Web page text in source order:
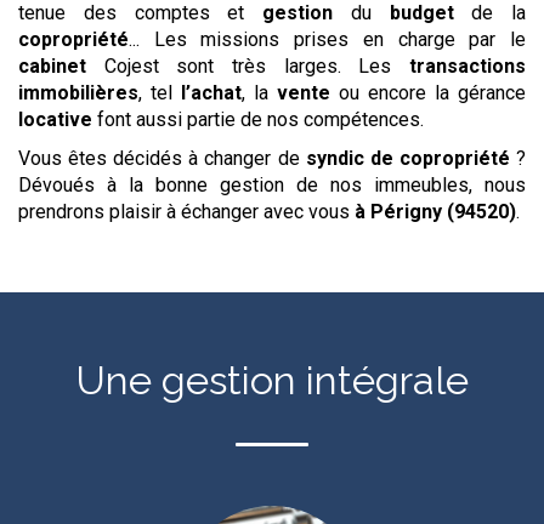
tenue des comptes et gestion du budgetde la
copropriété... Les missions prises en charge par le
cabinet Cojest sont très larges. Les transactions
immobilières, tel l’achat, la vente ou encore la gérance
locative font aussi partie de nos compétences.
Vous êtes décidés à changer de syndic de copropriété ?
Dévoués à la bonne gestion de nos immeubles, nous
prendrons plaisir à échanger avec vous à Périgny (94520).
Une gestion intégrale